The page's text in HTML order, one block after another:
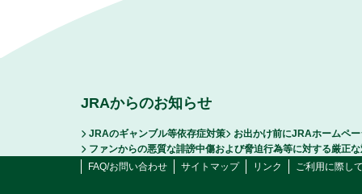
JRAからのお知らせ
JRAのギャンブル等依存症対策
お出かけ前にJRAホームペ
ファンからの悪質な誹謗中傷および脅迫行為等に対する厳正
FAQ/お問い合わせ
サイトマップ リンク ご利用に際し